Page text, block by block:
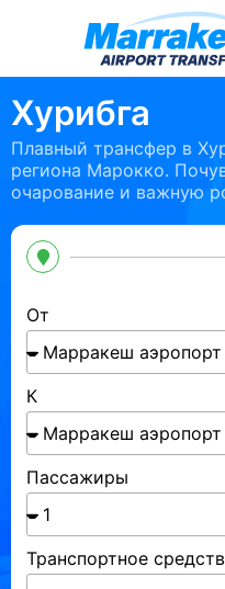
Хурибга
Плавный трансфер в
региона Марокко.
очарование и важную
От
К
Пассажиры
Транспортное